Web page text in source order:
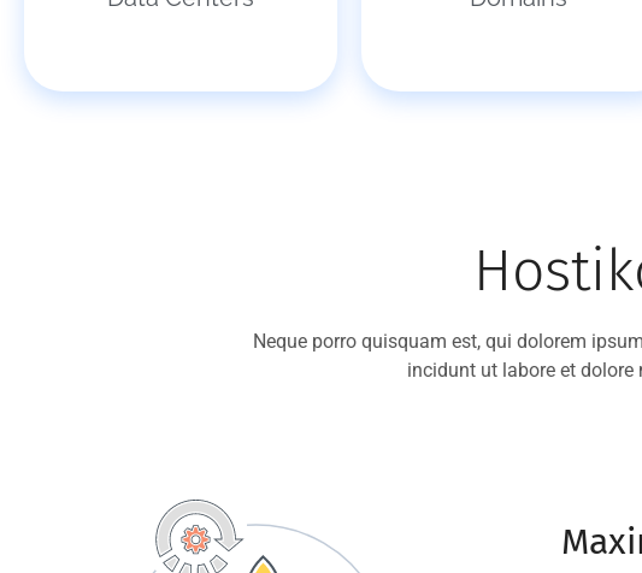
Neque porro quisquam est, qui dolorem
incidunt ut labore et